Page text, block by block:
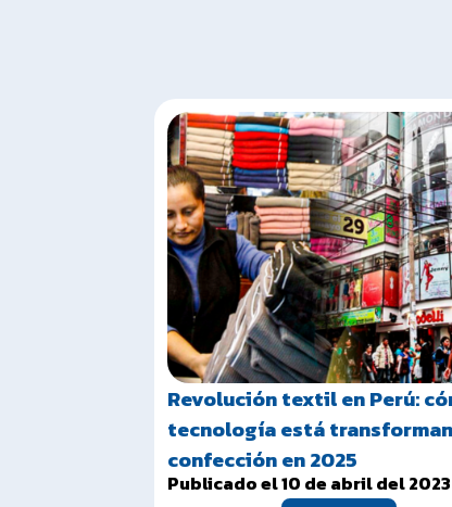
Revolución textil en Perú:
tecnología está
confección en 2025
Publicado el 10 de abril del 2023